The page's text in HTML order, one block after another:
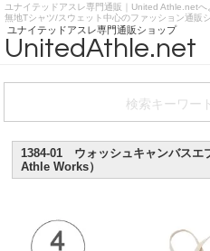
https://www.unitedathle.net
ユナイテッドアスレ専門通販｜United Athle.netへ
無地Tシャツ/スウェット中心のファッション通販
ユナイテッドアスレ専門通販ショップ
UnitedAthle.net
1384-01 ウォッシュキャンバスエ
Athle Works）